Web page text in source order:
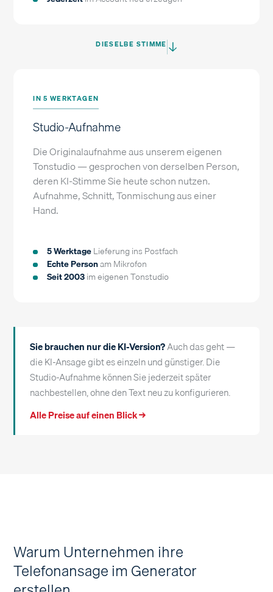
DIESELBE STIMME→
IN 5 WERKTAGEN
Studio-Aufnahme
Die Originalaufnahme aus unserem eigenen
Tonstudio — gesprochen von derselben Person,
deren KI-Stimme Sie heute schon nutzen.
Aufnahme, Schnitt, Tonmischung aus einer
Hand.
5 WerktageLieferung ins Postfach
Echte Personam Mikrofon
Seit 2003im eigenen Tonstudio
Sie brauchen nur die KI-Version?Auch das geht —
die KI-Ansage gibt es einzeln und günstiger. Die
Studio-Aufnahme können Sie jederzeit später
nachbestellen, ohne den Text neu zu konfigurieren.
Alle Preise auf einen Blick →
Warum Unternehmen ihre
Telefonansage im Generator